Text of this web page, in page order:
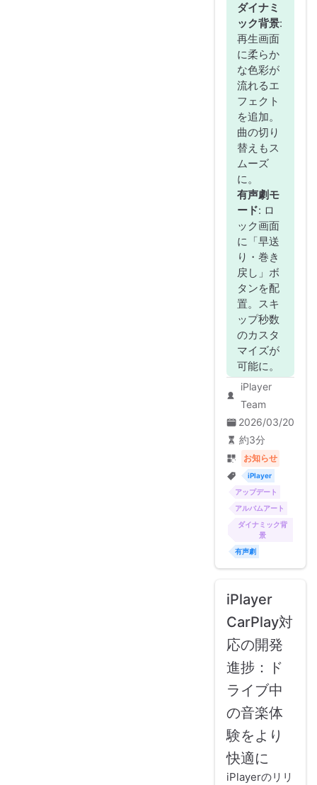
ダイナミ
ック背景:
再生画面
に柔らか
な色彩が
流れるエ
フェクト
を追加。
曲の切り
替えもス
ムーズ
に。
有声劇モ
ード: ロ
ック画面
に「早送
り・巻き
戻し」ボ
タンを配
置。スキ
ップ秒数
のカスタ
マイズが
可能に。
iPlayer
Team
2026/03/20
約3分
お知らせ
iPlayer
アップデート
アルバムアート
ダイナミック背
景
有声劇
iPlayer
CarPlay対
応の開発
進捗：ド
ライブ中
の音楽体
験をより
快適に
iPlayerのリリ